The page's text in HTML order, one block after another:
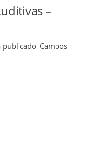
–
publicado. Campos